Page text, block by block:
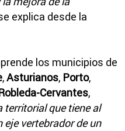
explica desde la
los municipios de
,Asturianos, Porto,
Cervantes,
territorial que tiene al
vertebrador de un